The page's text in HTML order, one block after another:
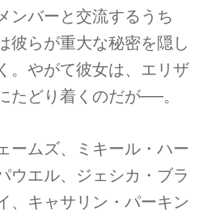
ンバーと交流するうち
彼らが重大な秘密を隠し
。やがて彼女は、エリザ
たどり着くのだが──。
ームズ、ミキール・ハー
ウエル、ジェシカ・ブラ
、キャサリン・パーキン